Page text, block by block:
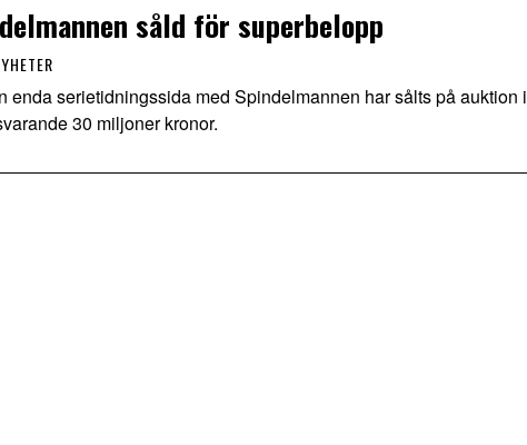
såld för superbelopp
enda serietidningssida med Spindelmannen har sålts på auktion i
30 miljoner kronor.